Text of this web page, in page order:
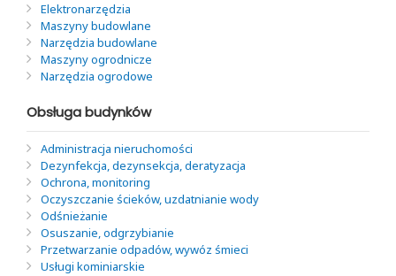
Elektronarzędzia
Maszyny budowlane
Narzędzia budowlane
Maszyny ogrodnicze
Narzędzia ogrodowe
Obsługa budynków
Administracja nieruchomości
Dezynfekcja, dezynsekcja, deratyzacja
Ochrona, monitoring
Oczyszczanie ścieków, uzdatnianie wody
Odśnieżanie
Osuszanie, odgrzybianie
Przetwarzanie odpadów, wywóz śmieci
Usługi kominiarskie